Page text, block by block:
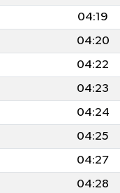
04:19
04:20
04:22
04:23
04:24
04:25
04:27
04:28